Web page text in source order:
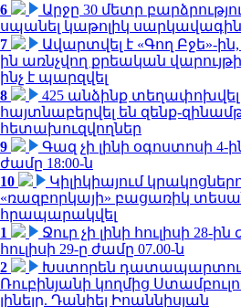
6
Արջը 30 մետր
սպանել կաթոլիկ սարկավագին
7
Ավարտվել է «Գող Բջե»-ին,
ին առնչվող քրեական
ինչ է պարզվել
8
425 անձինք տեղափոխվել
հայտնաբերվել են զենք-
հետախուզվողներ
9
Գազ չի լինի օգոստոսի 4-
ժամը 18:00-ն
10
Կիլիկիայում
«ռազբորկայի» բացառիկ
հրապարակվել
1
Ջուր չի լինի հուլիսի 28-
հուլիսի 29-ը ժամը 07.00-ն
2
Խստորեն դատապարտում
Ռուբինյանի կողմից
լինելը. Դանիել Իոաննիսյան